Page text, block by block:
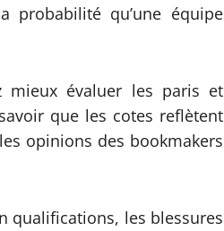
probabilité qu’une équipe
mieux évaluer les paris et
que les cotes reflètent
opinions des bookmakers
qualifications, les blessures